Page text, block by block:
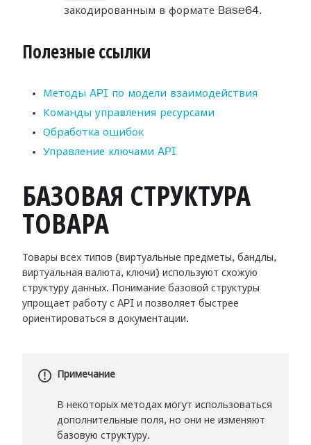
закодированным в формате Base64.
Полезные ссылки
Методы API по модели взаимодействия
Команды управления ресурсами
Обработка ошибок
Управление ключами API
БАЗОВАЯ СТРУКТУРА
ТОВАРА
Товары всех типов (виртуальные предметы, бандлы,
виртуальная валюта, ключи) используют схожую
структуру данных. Понимание базовой структуры
упрощает работу с API и позволяет быстрее
ориентироваться в документации.
Примечание
В некоторых методах могут использоваться
дополнительные поля, но они не изменяют
базовую структуру.